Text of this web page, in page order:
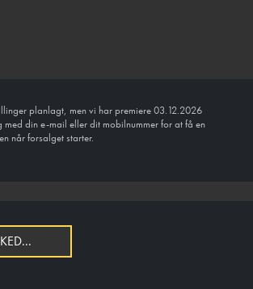
planlagt, men vi har premiere 03.12.2026
med din e-mail eller dit mobilnummer for at få en
når forsalget starter.